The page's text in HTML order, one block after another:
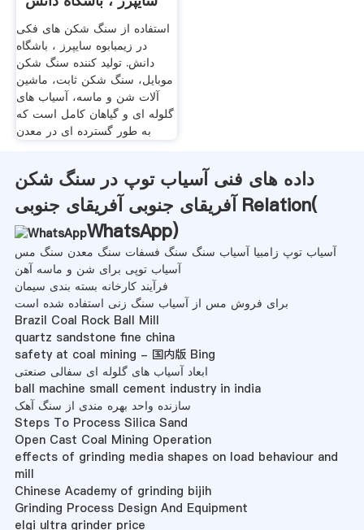
استفاده از سنگ شکن های فکی
در زیمبابوه سایپرز ، باشگاه
دانش. تولید کننده سنگ شکن
موبایل، سنگ شکن ثابت، ماشین
آلات شن و ماسه، آسیاب های
گلوله ای و گیاهان کامل است که
به طور گسترده ای در معدن
داده های فنی آسیاب توپ در سنگ شکن
آفریقای جنوبی آفریقای جنوبی Relation(
WhatsApp)
آسیاب توپ زامبیا آسیاب سنگ سنگ فسفات سنگ معدن سنگ مس
آسیاب توپی برای شن و ماسه آهن
فرآیند کارخانه بسته بندی سیمان
برای فروش مس از آسیاب سنگ زنی استفاده شده است
Brazil Coal Rock Ball Mill
quartz sandstone fine china
safety at coal mining - 国内版 Bing
ابعاد آسیاب های گلوله ای سفالی صنعتی
ball machine small cement industry in india
سازنده واحد بهره مندی از سنگ آهک
Steps To Process Silica Sand
Open Cast Coal Mining Operation
effects of grinding media shapes on load behaviour and
mill
Chinese Academy of grinding bijih
Grinding Process Design And Equipment
elgi ultra grinder price